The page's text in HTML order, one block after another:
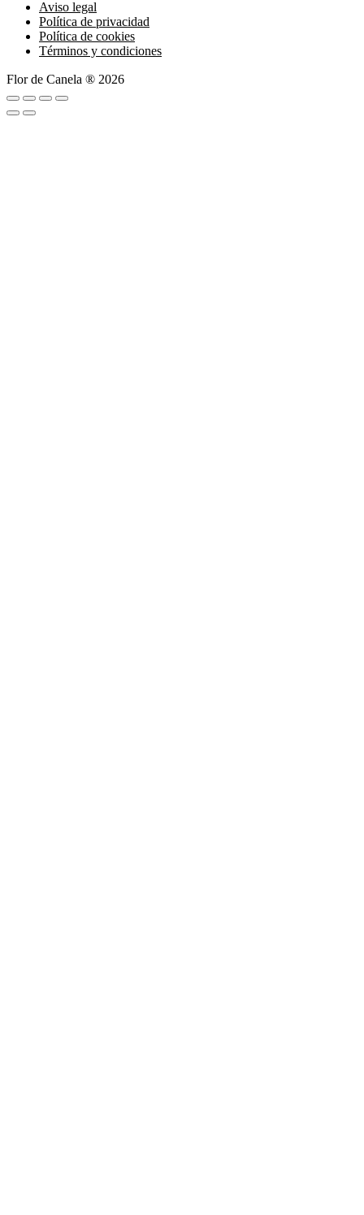
Aviso legal
Política de privacidad
Política de cookies
Términos y condiciones
Flor de Canela ® 2026